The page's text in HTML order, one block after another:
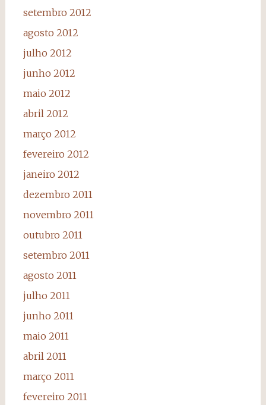
setembro 2012
agosto 2012
julho 2012
junho 2012
maio 2012
abril 2012
março 2012
fevereiro 2012
janeiro 2012
dezembro 2011
novembro 2011
outubro 2011
setembro 2011
agosto 2011
julho 2011
junho 2011
maio 2011
abril 2011
março 2011
fevereiro 2011